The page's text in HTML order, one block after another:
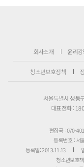
회사소개 윤리강
청소년보호정책
서울특별시 성동
대표전화 :
편집국 : 070-
등록번호 : 서
등록일: 2013.11.13
청소년보호